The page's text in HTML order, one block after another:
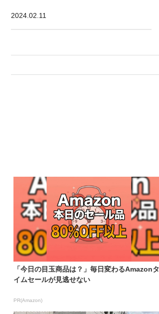
2024.02.11
「今日の目玉商品は？」毎日変わるAmazonタ
イムセールが見逃せない
PR(Amazon)